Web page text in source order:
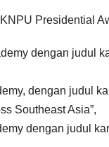
Presidential
dengan judul
dengan judul
Southeast Asia”,
dengan judul